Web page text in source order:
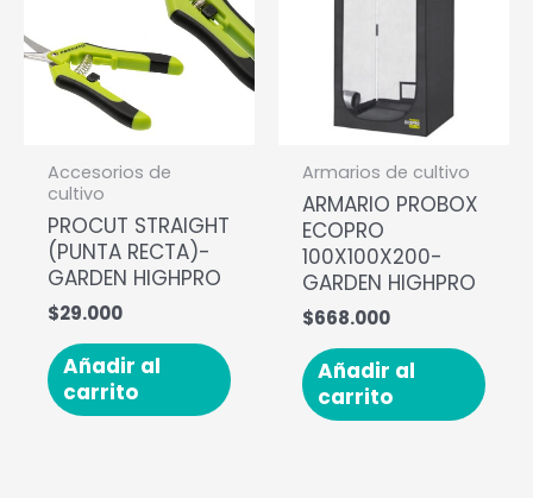
Accesorios de
cultivo
PROCUT STRAIGHT
(PUNTA RECTA)-
GARDEN HIGHPRO
$29.000
Añadir al
carrito
Armarios de cultivo
ARMARIO PROBOX
ECOPRO
100X100X200-
GARDEN HIGHPRO
$668.000
Añadir al
carrito